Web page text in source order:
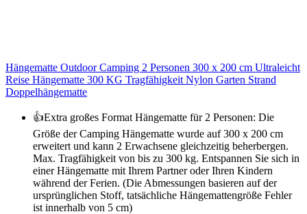
Hängematte Outdoor Camping 2 Personen 300 x 200 cm Ultraleicht
Reise Hängematte 300 KG Tragfähigkeit Nylon Garten Strand
Doppelhängematte
👍Extra großes Format Hängematte für 2 Personen: Die
Größe der Camping Hängematte wurde auf 300 x 200 cm
erweitert und kann 2 Erwachsene gleichzeitig beherbergen.
Max. Tragfähigkeit von bis zu 300 kg. Entspannen Sie sich in
einer Hängematte mit Ihrem Partner oder Ihren Kindern
während der Ferien. (Die Abmessungen basieren auf der
ursprünglichen Stoff, tatsächliche Hängemattengröße Fehler
ist innerhalb von 5 cm)